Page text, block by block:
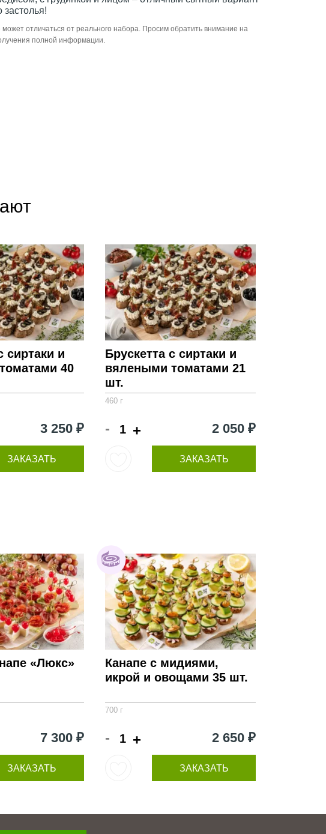
застолья!
отличаться от реального набора. Просим обратить внимание на
полной информации.
сиртаки и
40
3 250 ₽
ЗАКАЗАТЬ
Брускетта с сиртаки и
вялеными томатами 21
шт.
460 г
- + 2 050 ₽
ЗАКАЗАТЬ
«Люкс»
7 300 ₽
ЗАКАЗАТЬ
Канапе с мидиями,
икрой и овощами 35 шт.
700 г
- + 2 650 ₽
ЗАКАЗАТЬ